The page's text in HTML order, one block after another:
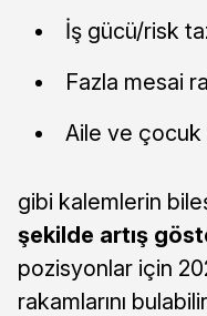
İş gücü/risk
Fazla mesai
Aile ve çocuk
gibi kalemlerin
şekilde artış
pozisyonlar için
rakamlarını